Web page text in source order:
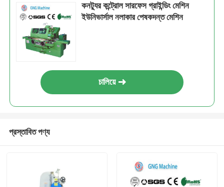
কনট্যুর কন্ট্রোল সারফেস গ্রাইন্ডিং মেশিন
ইউনিভার্সাল নলাকার পেষকদন্ত মেশিন
চালিয়ে
প্রস্তাবিত পণ্য